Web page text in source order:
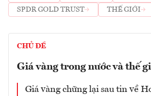
SPDR GOLD TRUST
THẾ GIỚI
CHỦ ĐỀ
Giá vàng trong nước và thế
Giá vàng chững lại sau tin về